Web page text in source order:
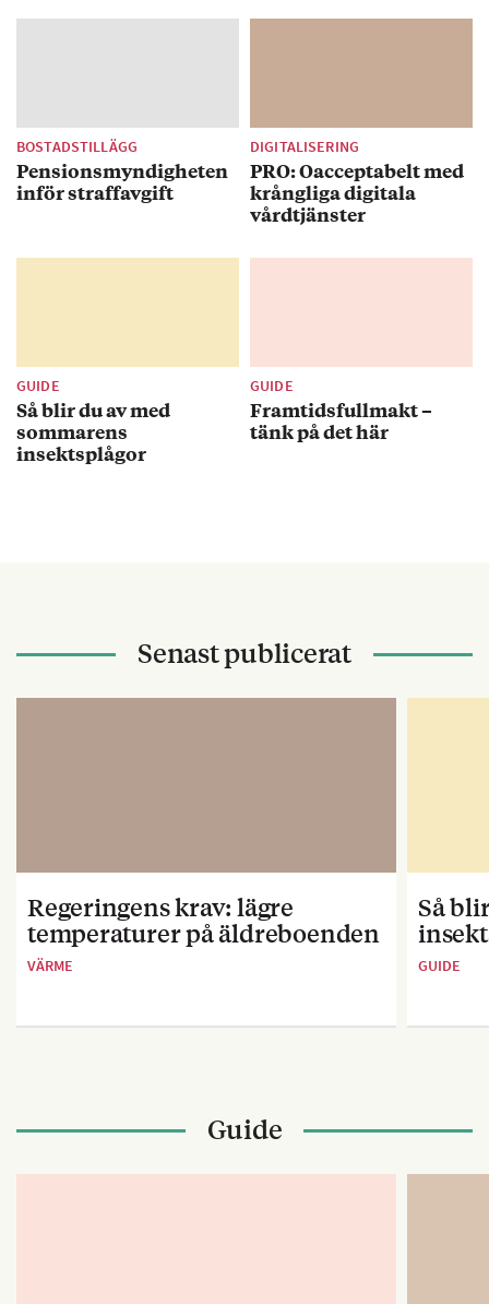
BOSTADSTILLÄGG
Pensionsmyndigheten
inför straffavgift
DIGITALISERING
PRO: Oacceptabelt med
krångliga digitala
vårdtjänster
GUIDE
Så blir du av med
sommarens
insektsplågor
GUIDE
Framtidsfullmakt –
tänk på det här
Senast publicerat
Regeringens krav: lägre
temperaturer på äldreboenden
VÄRME
Så
GUIDE
Guide